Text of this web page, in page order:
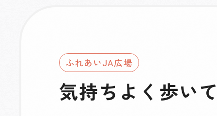
ふれあいJA広場
気持ちよく歩い